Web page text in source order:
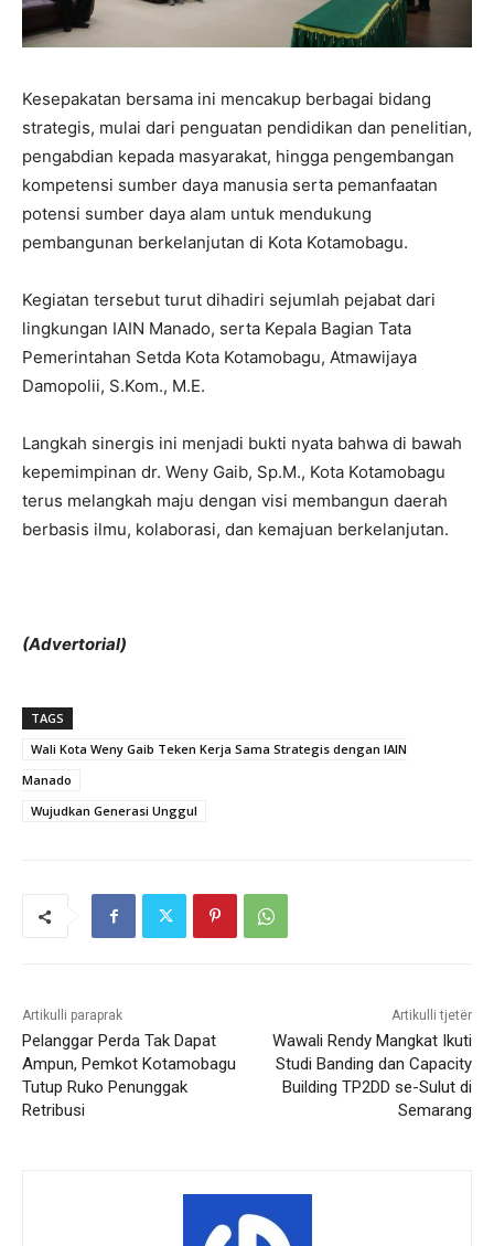
Kesepakatan bersama ini mencakup berbagai bidang
strategis, mulai dari penguatan pendidikan dan penelitian,
pengabdian kepada masyarakat, hingga pengembangan
kompetensi sumber daya manusia serta pemanfaatan
potensi sumber daya alam untuk mendukung
pembangunan berkelanjutan di Kota Kotamobagu.
Kegiatan tersebut turut dihadiri sejumlah pejabat dari
lingkungan IAIN Manado, serta Kepala Bagian Tata
Pemerintahan Setda Kota Kotamobagu, Atmawijaya
Damopolii, S.Kom., M.E.
Langkah sinergis ini menjadi bukti nyata bahwa di bawah
kepemimpinan dr. Weny Gaib, Sp.M., Kota Kotamobagu
terus melangkah maju dengan visi membangun daerah
berbasis ilmu, kolaborasi, dan kemajuan berkelanjutan.
(Advertorial)
TAGS
Wali Kota Weny Gaib Teken Kerja Sama Strategis dengan IAIN
Manado
Wujudkan Generasi Unggul
Artikulli paraprak
Pelanggar Perda Tak Dapat
Ampun, Pemkot Kotamobagu
Tutup Ruko Penunggak
Retribusi
Artikulli tjetër
Wawali Rendy Mangkat Ikuti
Studi Banding dan Capacity
Building TP2DD se-Sulut di
Semarang